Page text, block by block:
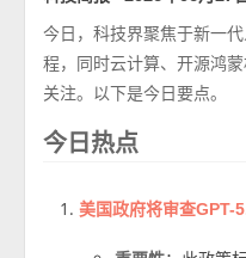
今日，科技界聚焦于新一
程，同时云计算、开源鸿
关注。以下是今日要点。
今日热点
美国政府将审查GPT-